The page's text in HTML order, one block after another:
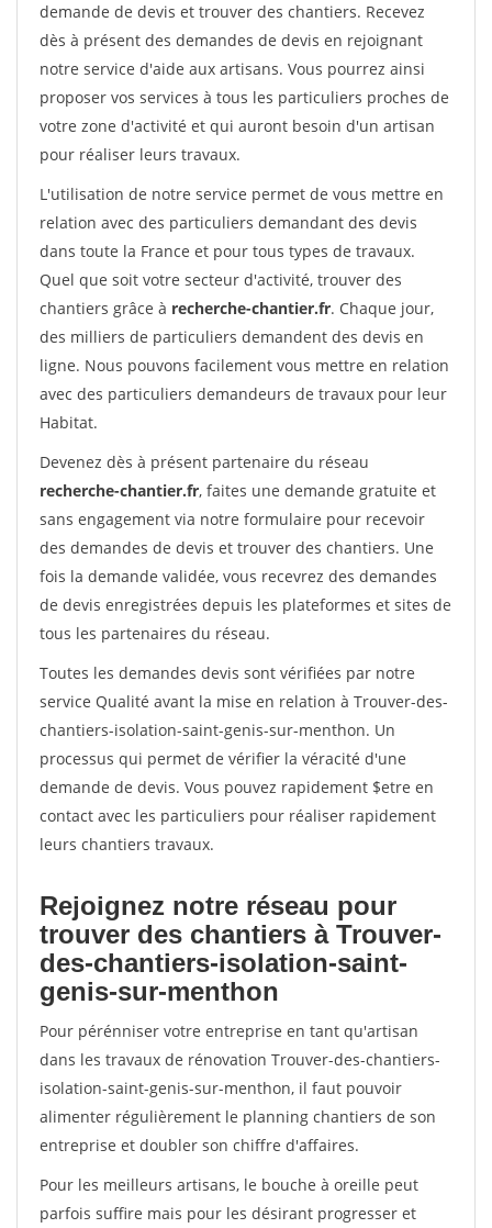
demande de devis et trouver des chantiers. Recevez
dès à présent des demandes de devis en rejoignant
notre service d'aide aux artisans. Vous pourrez ainsi
proposer vos services à tous les particuliers proches de
votre zone d'activité et qui auront besoin d'un artisan
pour réaliser leurs travaux.
L'utilisation de notre service permet de vous mettre en
relation avec des particuliers demandant des devis
dans toute la France et pour tous types de travaux.
Quel que soit votre secteur d'activité, trouver des
chantiers grâce à recherche-chantier.fr. Chaque jour,
des milliers de particuliers demandent des devis en
ligne. Nous pouvons facilement vous mettre en relation
avec des particuliers demandeurs de travaux pour leur
Habitat.
Devenez dès à présent partenaire du réseau
recherche-chantier.fr, faites une demande gratuite et
sans engagement via notre formulaire pour recevoir
des demandes de devis et trouver des chantiers. Une
fois la demande validée, vous recevrez des demandes
de devis enregistrées depuis les plateformes et sites de
tous les partenaires du réseau.
Toutes les demandes devis sont vérifiées par notre
service Qualité avant la mise en relation à Trouver-des-
chantiers-isolation-saint-genis-sur-menthon. Un
processus qui permet de vérifier la véracité d'une
demande de devis. Vous pouvez rapidement $etre en
contact avec les particuliers pour réaliser rapidement
leurs chantiers travaux.
Rejoignez notre réseau pour
trouver des chantiers à Trouver-
des-chantiers-isolation-saint-
genis-sur-menthon
Pour pérénniser votre entreprise en tant qu'artisan
dans les travaux de rénovation Trouver-des-chantiers-
isolation-saint-genis-sur-menthon, il faut pouvoir
alimenter régulièrement le planning chantiers de son
entreprise et doubler son chiffre d'affaires.
Pour les meilleurs artisans, le bouche à oreille peut
parfois suffire mais pour les désirant progresser et